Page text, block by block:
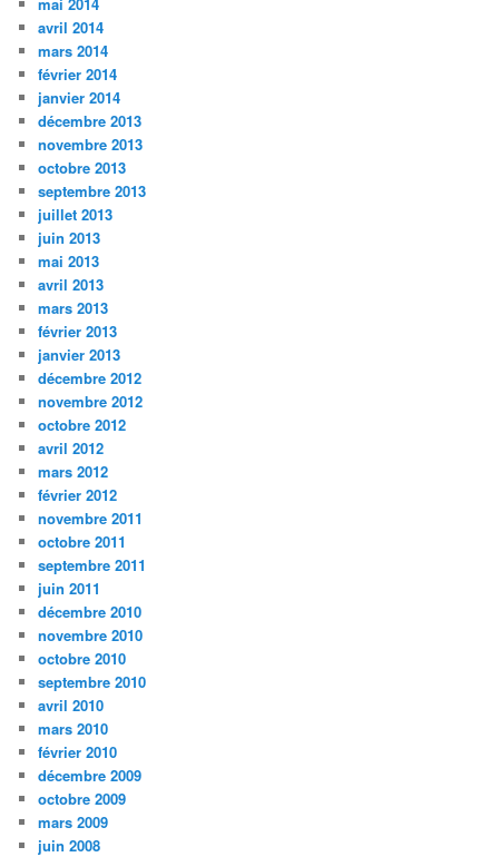
avril 2014
mars 2014
février 2014
janvier 2014
décembre 2013
novembre 2013
octobre 2013
septembre 2013
juillet 2013
juin 2013
mai 2013
avril 2013
mars 2013
février 2013
janvier 2013
décembre 2012
novembre 2012
octobre 2012
avril 2012
mars 2012
février 2012
novembre 2011
octobre 2011
septembre 2011
juin 2011
décembre 2010
novembre 2010
octobre 2010
septembre 2010
avril 2010
mars 2010
février 2010
décembre 2009
octobre 2009
mars 2009
juin 2008